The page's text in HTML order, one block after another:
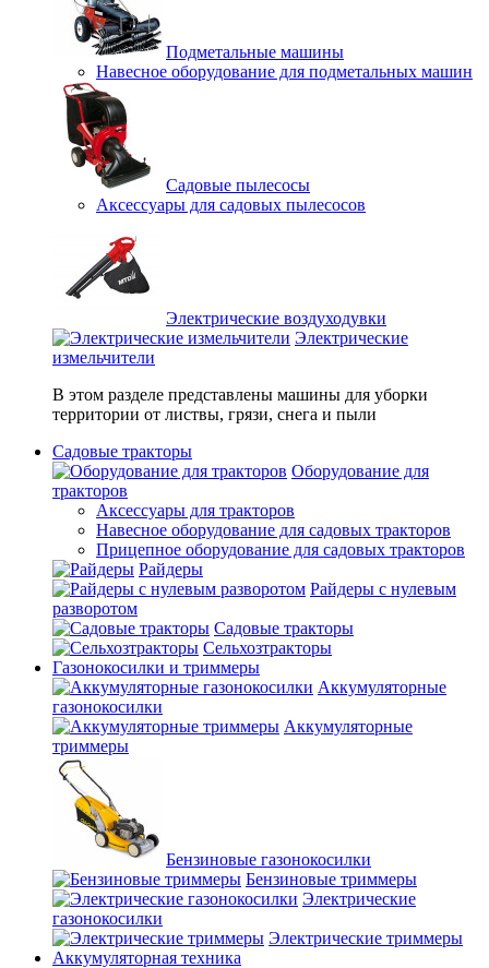
Подметальные машины
Навесное оборудование для подметальных машин
Садовые пылесосы
Аксессуары для садовых пылесосов
Электрические воздуходувки
Электрические
измельчители
В этом разделе представлены машины для уборки
территории от листвы, грязи, снега и пыли
Садовые тракторы
Оборудование для
тракторов
Аксессуары для тракторов
Навесное оборудование для садовых тракторов
Прицепное оборудование для садовых тракторов
Райдеры
Райдеры с нулевым
разворотом
Садовые тракторы
Сельхозтракторы
Газонокосилки и триммеры
Аккумуляторные
газонокосилки
Аккумуляторные
триммеры
Бензиновые газонокосилки
Бензиновые триммеры
Электрические
газонокосилки
Электрические триммеры
Аккумуляторная техника